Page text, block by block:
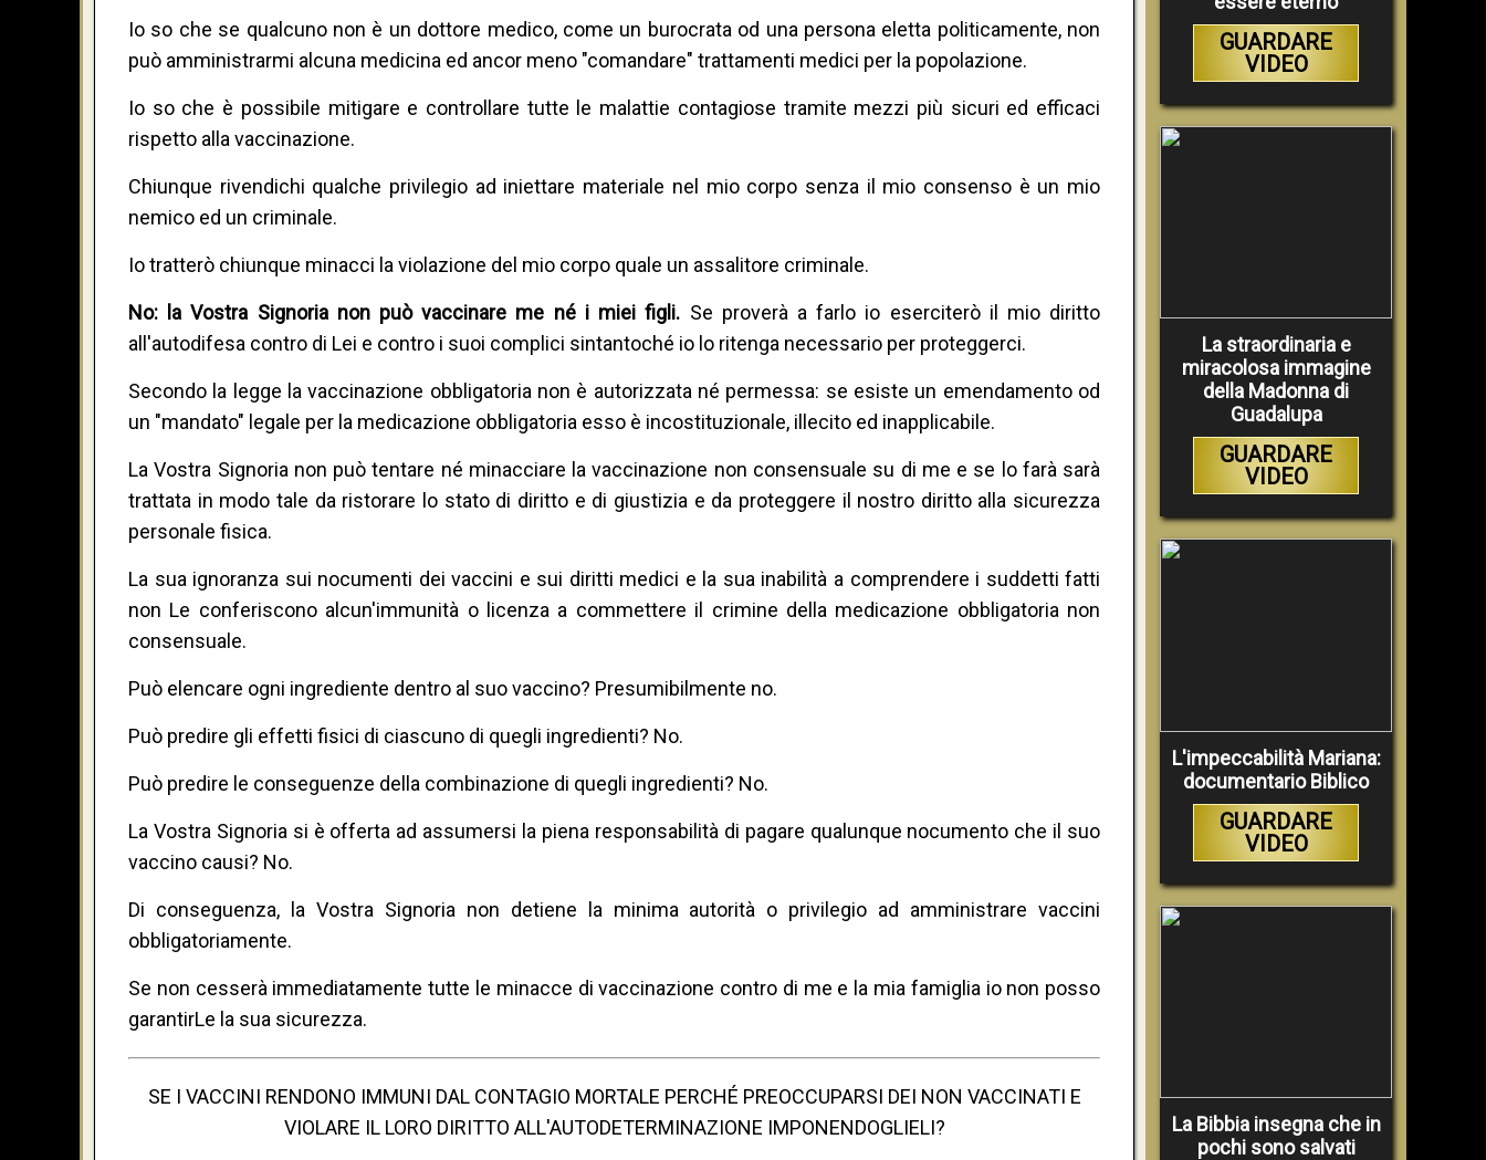
Io so che se qualcuno non è un dottore medico, come un burocrata od una persona eletta politicamente, non
può amministrarmi alcuna medicina ed ancor meno "comandare" trattamenti medici per la popolazione.
Io so che è possibile mitigare e controllare tutte le malattie contagiose tramite mezzi più sicuri ed efficaci
rispetto alla vaccinazione.
Chiunque rivendichi qualche privilegio ad iniettare materiale nel mio corpo senza il mio consenso è un mio
nemico ed un criminale.
Io tratterò chiunque minacci la violazione del mio corpo quale un assalitore criminale.
No: la Vostra Signoria non può vaccinare me né i miei figli. Se proverà a farlo io eserciterò il mio diritto
all'autodifesa contro di Lei e contro i suoi complici sintantoché io lo ritenga necessario per proteggerci.
Secondo la legge la vaccinazione obbligatoria non è autorizzata né permessa: se esiste un emendamento od
un "mandato" legale per la medicazione obbligatoria esso è incostituzionale, illecito ed inapplicabile.
La Vostra Signoria non può tentare né minacciare la vaccinazione non consensuale su di me e se lo farà sarà
trattata in modo tale da ristorare lo stato di diritto e di giustizia e da proteggere il nostro diritto alla sicurezza
personale fisica.
La sua ignoranza sui nocumenti dei vaccini e sui diritti medici e la sua inabilità a comprendere i suddetti fatti
non Le conferiscono alcun'immunità o licenza a commettere il crimine della medicazione obbligatoria non
consensuale.
Può elencare ogni ingrediente dentro al suo vaccino? Presumibilmente no.
Può predire gli effetti fisici di ciascuno di quegli ingredienti? No.
Può predire le conseguenze della combinazione di quegli ingredienti? No.
La Vostra Signoria si è offerta ad assumersi la piena responsabilità di pagare qualunque nocumento che il suo
vaccino causi? No.
Di conseguenza, la Vostra Signoria non detiene la minima autorità o privilegio ad amministrare vaccini
obbligatoriamente.
Se non cesserà immediatamente tutte le minacce di vaccinazione contro di me e la mia famiglia io non posso
garantirLe la sua sicurezza.
SE I VACCINI RENDONO IMMUNI DAL CONTAGIO MORTALE PERCHÉ PREOCCUPARSI DEI NON VACCINATI E
VIOLARE IL LORO DIRITTO ALL'AUTODETERMINAZIONE IMPONENDOGLIELI?
GUARDARE
VIDEO
La straordinaria e
miracolosa immagine
della Madonna di
Guadalupa
GUARDARE
VIDEO
L'impeccabilità Mariana:
documentario Biblico
GUARDARE
VIDEO
La Bibbia insegna che in
pochi sono salvati